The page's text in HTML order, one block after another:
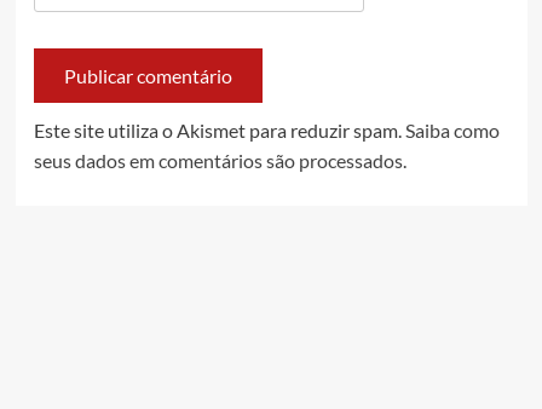
Este site utiliza o Akismet para reduzir spam.Saiba como
seus dados em comentários são processados.